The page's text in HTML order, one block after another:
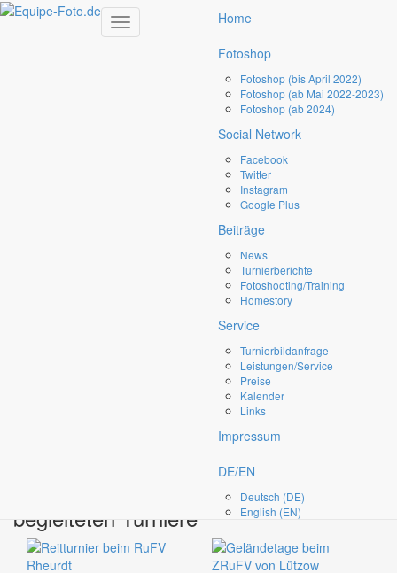
Toggle
navigation
Home
Fotoshop
Fotoshop (bis April 2022)
Fotoshop (ab Mai 2022-2023)
Fotoshop (ab 2024)
Social Network
Facebook
Twitter
Instagram
Google Plus
Beiträge
News
Turnierberichte
Fotoshooting/Training
Homestory
Service
Turnierbildanfrage
Leistungen/Service
Preise
Kalender
Links
Impressum
DE/EN
Deutsch (DE)
English (EN)
Suchen Suchen ...
Training Wesel
Vielseitigkietstraining beim RSV Wesel-
Obrighoven (19.+20.03.2022)
Bevor am kommenden Wochenende die Turniersaison auch in
Wesel starten wird gab es traditionell eine Woche vorher die
Möglichkeit unter professioneller Anleitung zu trainieren. Wir
Hier geht es zu den Fotos (alle Fotos sind nun online):
Berichte
lesen sie etwas über die von uns
begleiteten Turniere